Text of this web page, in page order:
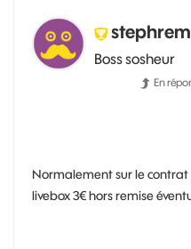
stephrem
Boss sosheur
En
Normalement sur le contrat
livebox 3€ hors remise